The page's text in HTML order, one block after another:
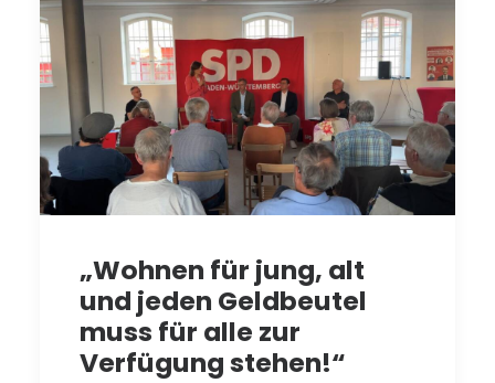
„Wohnen für jung, alt
und jeden Geldbeutel
muss für alle zur
Verfügung stehen!“